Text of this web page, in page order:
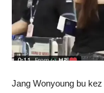
Jang Wonyoung bu